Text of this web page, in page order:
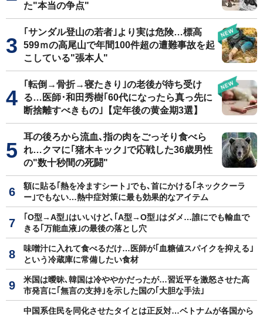
た"本当の争点"
｢サンダル登山の若者｣より実は危険…標高
599ｍの高尾山で年間100件超の遭難事故を起
こしている"張本人"
｢転倒→骨折→寝たきり｣の老後が待ち受け
る…医師･和田秀樹｢60代になったら真っ先に
断捨離すべきもの｣【定年後の黄金期3選】
耳の後ろから流血､指の肉をごっそり食べら
れ…クマに｢猪木キック｣で応戦した36歳男性
の"数十秒間の死闘"
額に貼る｢熱を冷ますシート｣でも､首にかける｢ネッククーラ
ー｣でもない…熱中症対策に最も効果的なアイテム
｢O型→A型｣はいいけど､｢A型→O型｣はダメ…誰にでも輸血で
きる｢万能血液｣の最後の落とし穴
味噌汁に入れて食べるだけ…医師が｢血糖値スパイクを抑える｣
という冷蔵庫に常備したい食材
米国は曖昧､韓国は冷ややかだったが…習近平を激怒させた高
市発言に｢無言の支持｣を示した国の｢大胆な手法｣
中国系住民を同化させたタイとは正反対…ベトナムが各国から